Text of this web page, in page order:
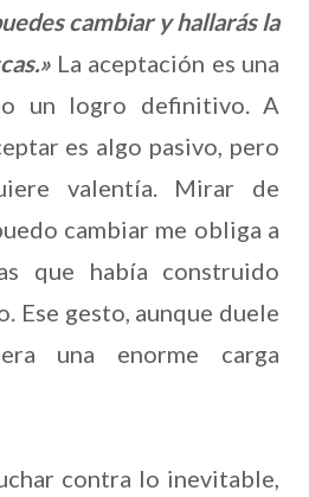
cambiar y hallarás la
La aceptación es una
un logro definitivo. A
es algo pasivo, pero
valentía. Mirar de
cambiar me obliga a
que había construido
Ese gesto, aunque duele
una enorme carga
contra lo inevitable,